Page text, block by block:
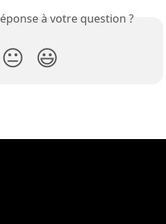
à votre question ?
😐 😃